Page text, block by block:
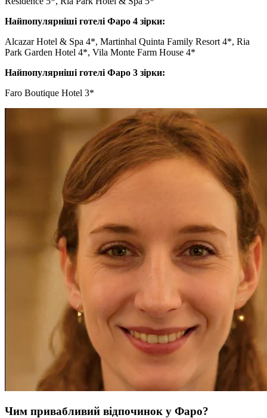
Найпопулярніші готелі Фаро 4 зірки:
Alcazar Hotel & Spa 4*, Martinhal Quinta Family Resort 4*, Ria
Park Garden Hotel 4*, Vila Monte Farm House 4*
Найпопулярніші готелі Фаро 3 зірки:
Faro Boutique Hotel 3*
Чим привабливий відпочинок у Фаро?